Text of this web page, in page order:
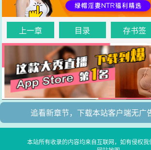
上一章 目录 存书签
追看新章节，下载本站客户端无广
本站所有收录的内容均来自互联网，如有侵权我